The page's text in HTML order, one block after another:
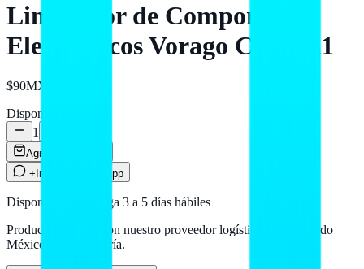
Limpiador de Componentes
Electrónicos Vorago CLN-111
$90MXN
Disponible
1
Agregar al carrito
+Info por WhatsApp
Disponible — entrega 3 a 5 días hábiles
Producto en stock con nuestro proveedor logístico. Llega a todo
México por paquetería.